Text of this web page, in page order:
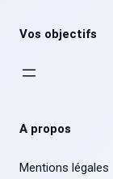
Vos objectifs
A propos
Mentions légales